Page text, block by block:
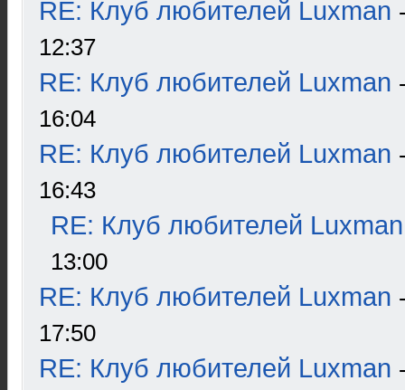
RE: Клуб любителей Luxman
12:37
RE: Клуб любителей Luxman
16:04
RE: Клуб любителей Luxman
16:43
RE: Клуб любителей Luxman
13:00
RE: Клуб любителей Luxman
17:50
RE: Клуб любителей Luxman